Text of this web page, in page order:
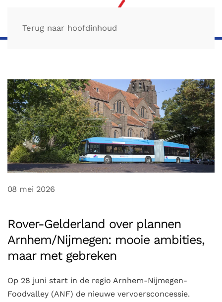
Terug naar hoofdinhoud
08 mei 2026
Rover-Gelderland over plannen
Arnhem/Nijmegen: mooie ambities,
maar met gebreken
Op 28 juni start in de regio Arnhem-Nijmegen-
Foodvalley (ANF) de nieuwe vervoersconcessie.